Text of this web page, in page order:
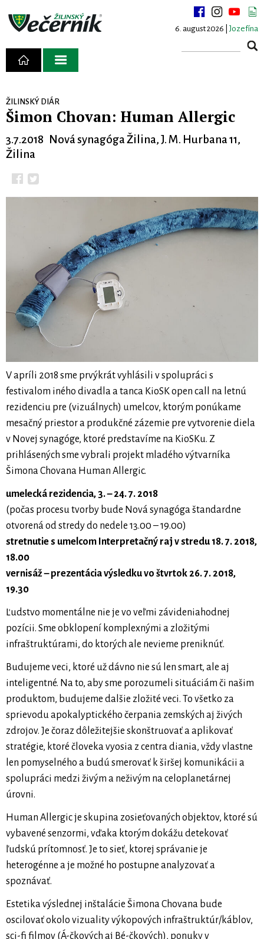
6. august 2026 | Jozefína
ŽILINSKÝ DIÁR
Šimon Chovan: Human Allergic
3.7.2018 Nová synagóga Žilina, J. M. Hurbana 11,
Žilina
V apríli 2018 sme prvýkrát vyhlásili v spolupráci s
festivalom iného divadla a tanca KioSK open call na letnú
rezidenciu pre (vizuálnych) umelcov, ktorým ponúkame
mesačný priestor a produkčné zázemie pre vytvorenie diela
v Novej synagóge, ktoré predstavíme na KioSKu. Z
prihlásených sme vybrali projekt mladého výtvarníka
Šimona Chovana Human Allergic.
umelecká rezidencia, 3. – 24. 7. 2018
(počas procesu tvorby bude Nová synagóga štandardne
otvorená od stredy do nedele 13.00 – 19.00)
stretnutie s umelcom Interpretačný raj v stredu 18. 7. 2018,
18.00
vernisáž – prezentácia výsledku vo štvrtok 26. 7. 2018,
19.30
Ľudstvo momentálne nie je vo veľmi závideniahodnej
pozícii. Sme obklopení komplexnými a zložitými
infraštruktúrami, do ktorých ale nevieme preniknúť.
Budujeme veci, ktoré už dávno nie sú len smart, ale aj
inteligentné. Na to, aby sme porozumeli situáciám či našim
produktom, budujeme dalšie zložité veci. To všetko za
sprievodu apokalyptického čerpania zemských aj živých
zdrojov. Je čoraz dôležitejšie skonštruovať a aplikovať
stratégie, ktoré človeka vyosia z centra diania, vždy vlastne
len pomyselného a budú smerovať k širšej komunikácii a
spolupráci medzi živým a neživým na celoplanetárnej
úrovni.
Human Allergic je skupina zosieťovaných objektov, ktoré sú
vybavené senzormi, vďaka ktorým dokážu detekovať
ľudskú prítomnosť. Je to sieť, ktorej správanie je
heterogénne a je možné ho postupne analyzovať a
spoznávať.
Estetika výslednej inštalácie Šimona Chovana bude
oscilovať okolo vizuality výkopových infraštruktúr/káblov,
sci-fi filmov (Á-čkových aj Bé-čkových), ponuky v